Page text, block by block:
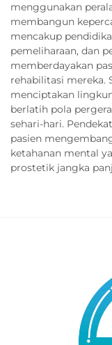
menggunakan
membangun
mencakup
pemeliharaan, dan
memberdayakan
rehabilitasi mereka.
menciptakan
berlatih pola
sehari-hari.
pasien
ketahanan mental
prostetik jangka